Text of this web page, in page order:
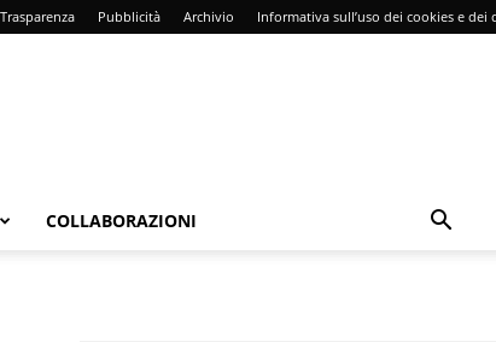
Trasparenza Pubblicità Archivio Informativa sull’uso dei cookies e dei
COLLABORAZIONI